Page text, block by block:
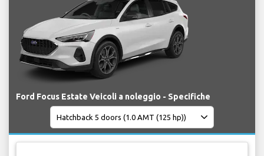
Ford Focus Estate Veicoli a noleggio - Specifiche